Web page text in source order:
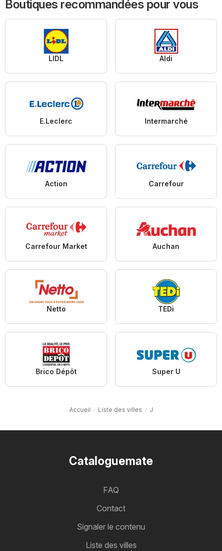
Boutiques recommandées pour vous
LIDL Aldi
E.Leclerc Intermarché
Action Carrefour
Carrefour Market Auchan
Netto TEDi
Brico Dépôt Super U
Accueil Liste des villes J
Cataloguemate
FAQ
Contact
Signaler le contenu
Liste des villes